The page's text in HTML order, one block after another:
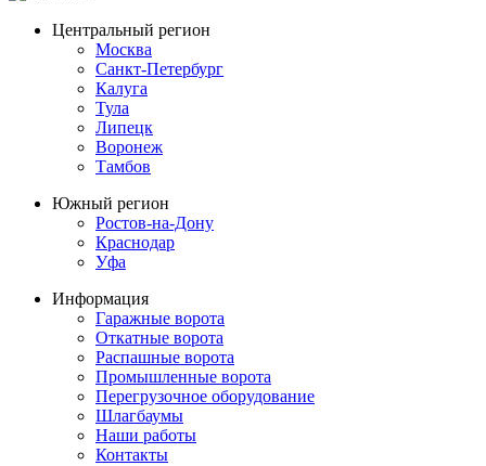
Центральный регион
Москва
Санкт-Петербург
Калуга
Тула
Липецк
Воронеж
Тамбов
Южный регион
Ростов-на-Дону
Краснодар
Уфа
Информация
Гаражные ворота
Откатные ворота
Распашные ворота
Промышленные ворота
Перегрузочное оборудование
Шлагбаумы
Наши работы
Контакты